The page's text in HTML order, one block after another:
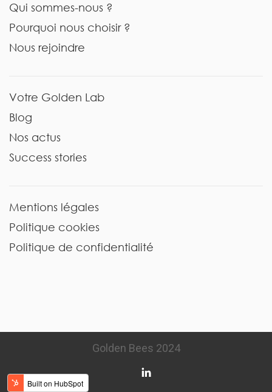
Qui sommes-nous ?
Pourquoi nous choisir ?
Nous rejoindre
Votre Golden Lab
Blog
Nos actus
Success stories
Mentions légales
Politique cookies
Politique de confidentialité
Golden Bees 2024